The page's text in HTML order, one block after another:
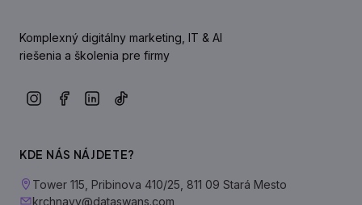
Komplexný digitálny marketing, IT & AI
riešenia a školenia pre firmy
KDE NÁS NÁJDETE?
Tower 115, Pribinova 410/25, 811 09 Stará Mesto
krchnavy@dataswans.com